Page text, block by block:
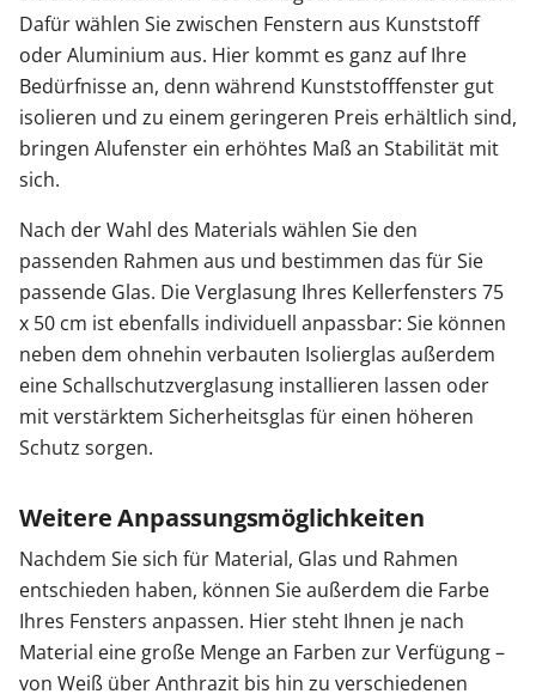
Dafür wählen Sie zwischen Fenstern aus Kunststoff
oder Aluminium aus. Hier kommt es ganz auf Ihre
Bedürfnisse an, denn während Kunststofffenster gut
isolieren und zu einem geringeren Preis erhältlich sind,
bringen Alufenster ein erhöhtes Maß an Stabilität mit
sich.
Nach der Wahl des Materials wählen Sie den
passenden Rahmen aus und bestimmen das für Sie
passende Glas. Die Verglasung Ihres Kellerfensters 75
x 50 cm ist ebenfalls individuell anpassbar: Sie können
neben dem ohnehin verbauten Isolierglas außerdem
eine Schallschutzverglasung installieren lassen oder
mit verstärktem Sicherheitsglas für einen höheren
Schutz sorgen.
Weitere Anpassungsmöglichkeiten
Nachdem Sie sich für Material, Glas und Rahmen
entschieden haben, können Sie außerdem die Farbe
Ihres Fensters anpassen. Hier steht Ihnen je nach
Material eine große Menge an Farben zur Verfügung –
von Weiß über Anthrazit bis hin zu verschiedenen